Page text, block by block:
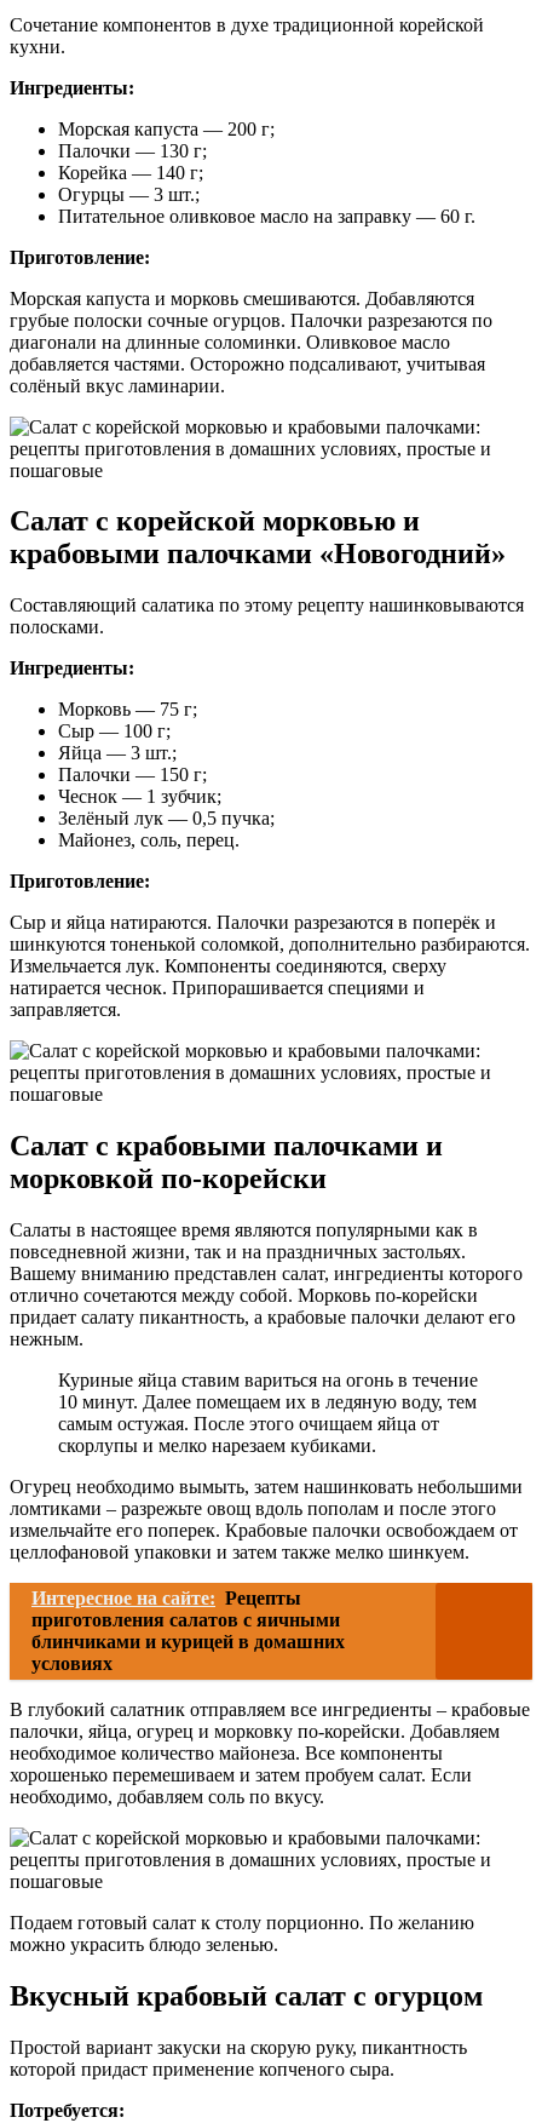
Сочетание компонентов в духе традиционной корейской
кухни.
Ингредиенты:
Морская капуста — 200 г;
Палочки — 130 г;
Корейка — 140 г;
Огурцы — 3 шт.;
Питательное оливковое масло на заправку — 60 г.
Приготовление:
Морская капуста и морковь смешиваются. Добавляются
грубые полоски сочные огурцов. Палочки разрезаются по
диагонали на длинные соломинки. Оливковое масло
добавляется частями. Осторожно подсаливают, учитывая
солёный вкус ламинарии.
Салат с корейской морковью и
крабовыми палочками «Новогодний»
Составляющий салатика по этому рецепту нашинковываются
полосками.
Ингредиенты:
Морковь — 75 г;
Сыр — 100 г;
Яйца — 3 шт.;
Палочки — 150 г;
Чеснок — 1 зубчик;
Зелёный лук — 0,5 пучка;
Майонез, соль, перец.
Приготовление:
Сыр и яйца натираются. Палочки разрезаются в поперёк и
шинкуются тоненькой соломкой, дополнительно разбираются.
Измельчается лук. Компоненты соединяются, сверху
натирается чеснок. Припорашивается специями и
заправляется.
Салат с крабовыми палочками и
морковкой по-корейски
Салаты в настоящее время являются популярными как в
повседневной жизни, так и на праздничных застольях.
Вашему вниманию представлен салат, ингредиенты которого
отлично сочетаются между собой. Морковь по-корейски
придает салату пикантность, а крабовые палочки делают его
нежным.
Куриные яйца ставим вариться на огонь в течение
10 минут. Далее помещаем их в ледяную воду, тем
самым остужая. После этого очищаем яйца от
скорлупы и мелко нарезаем кубиками.
Огурец необходимо вымыть, затем нашинковать небольшими
ломтиками – разрежьте овощ вдоль пополам и после этого
измельчайте его поперек. Крабовые палочки освобождаем от
целлофановой упаковки и затем также мелко шинкуем.
Интересное на сайте: Рецепты
приготовления салатов с яичными
блинчиками и курицей в домашних
условиях
В глубокий салатник отправляем все ингредиенты – крабовые
палочки, яйца, огурец и морковку по-корейски. Добавляем
необходимое количество майонеза. Все компоненты
хорошенько перемешиваем и затем пробуем салат. Если
необходимо, добавляем соль по вкусу.
Подаем готовый салат к столу порционно. По желанию
можно украсить блюдо зеленью.
Вкусный крабовый салат с огурцом
Простой вариант закуски на скорую руку, пикантность
которой придаст применение копченого сыра.
Потребуется: